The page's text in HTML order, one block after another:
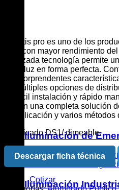
Iluminación de
Iluminación de
Iluminación de
Iluminación
Atlantis pro es uno de los
LED con mayor rendimiento
avanzada tecnología permite
de la luz en forma perfecta.
con sorprendentes
de múltiples opciones de
de fácil instalación y rápido
así, en una completa solución
de aplicación y varios métodos
Certificado DS1/ dimeable.
Descargar ficha técnica
Cotizar